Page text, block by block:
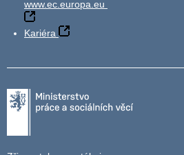
www.ec.europa.eu
Kariéra